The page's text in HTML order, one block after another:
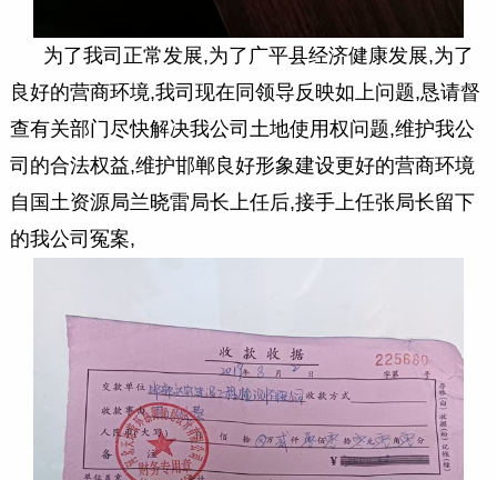
为了我司正常发展,为了广平县经济健康发展,为了
良好的营商环境,我司现在同领导反映如上问题,恳请督
查有关部门尽快解决我公司土地使用权问题,维护我公
司的合法权益,维护邯郸良好形象建设更好的营商环境
自国土资源局兰晓雷局长上任后,接手上任张局长留下
的我公司冤案,